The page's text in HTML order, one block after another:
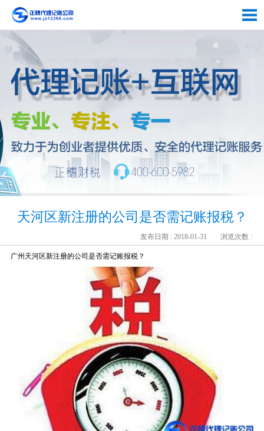
天河区新注册的公司是否需记账报税？
发布日期 : 2018-01-31 浏览次数 :
广州天河区新注册的公司是否需记账报税？